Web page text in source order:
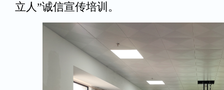
立人”诚信宣传培训。